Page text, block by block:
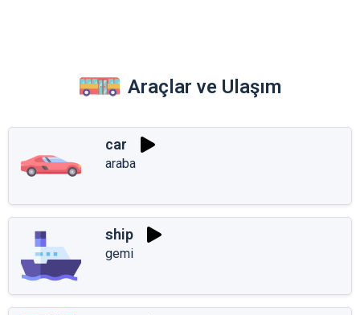
Araçlar ve Ulaşım
car
araba
ship
gemi